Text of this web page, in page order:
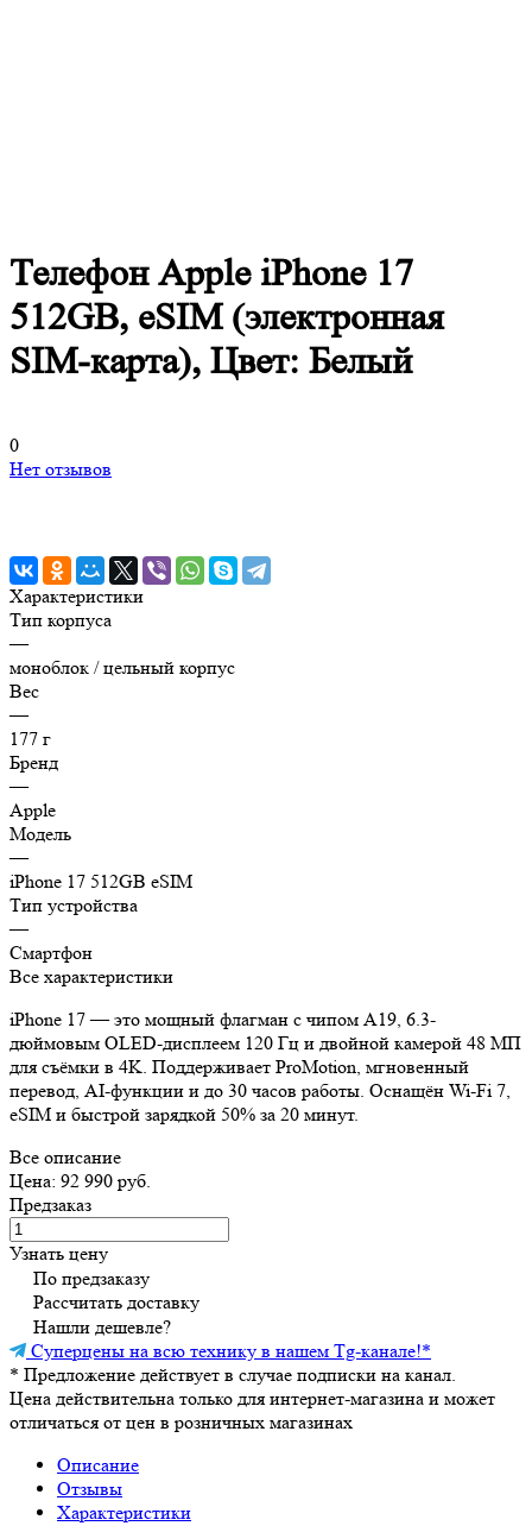
Телефон Apple iPhone 17
512GB, eSIM (электронная
SIM-карта), Цвет: Белый
0
Нет отзывов
Характеристики
Тип корпуса
—
моноблок / цельный корпус
Вес
—
177 г
Бренд
—
Apple
Модель
—
iPhone 17 512GB eSIM
Тип устройства
—
Смартфон
Все характеристики
iPhone 17 — это мощный флагман с чипом A19, 6.3-
дюймовым OLED-дисплеем 120 Гц и двойной камерой 48 МП
для съёмки в 4K. Поддерживает ProMotion, мгновенный
перевод, AI-функции и до 30 часов работы. Оснащён Wi‑Fi 7,
eSIM и быстрой зарядкой 50% за 20 минут.
Все описание
Цена: 92 990 руб.
Предзаказ
Узнать цену
По предзаказу
Рассчитать доставку
Нашли дешевле?
Суперцены на всю технику в нашем Tg-канале!*
* Предложение действует в случае подписки на канал.
Цена действительна только для интернет-магазина и может
отличаться от цен в розничных магазинах
Описание
Отзывы
Характеристики